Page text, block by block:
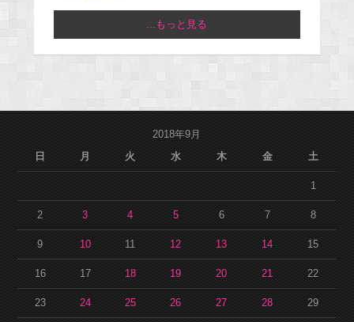
...もっと見る
2018年9月
日
月 火 水 木 金 土
1
2 3 4 5 6 7 8
9 10 11 12 13 14 15
16 17 18 19 20 21 22
23 24 25 26 27 28 29